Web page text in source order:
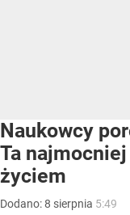
Naukowcy
Ta najmocniej
życiem
Dodano:8 sierpnia 5:49